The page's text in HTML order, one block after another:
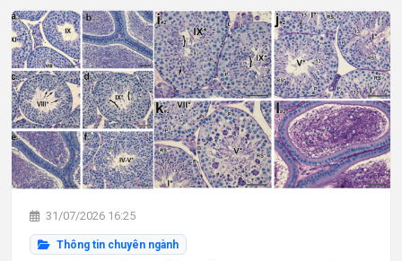
31/07/2026 16:25
Thông tin chuyên ngành